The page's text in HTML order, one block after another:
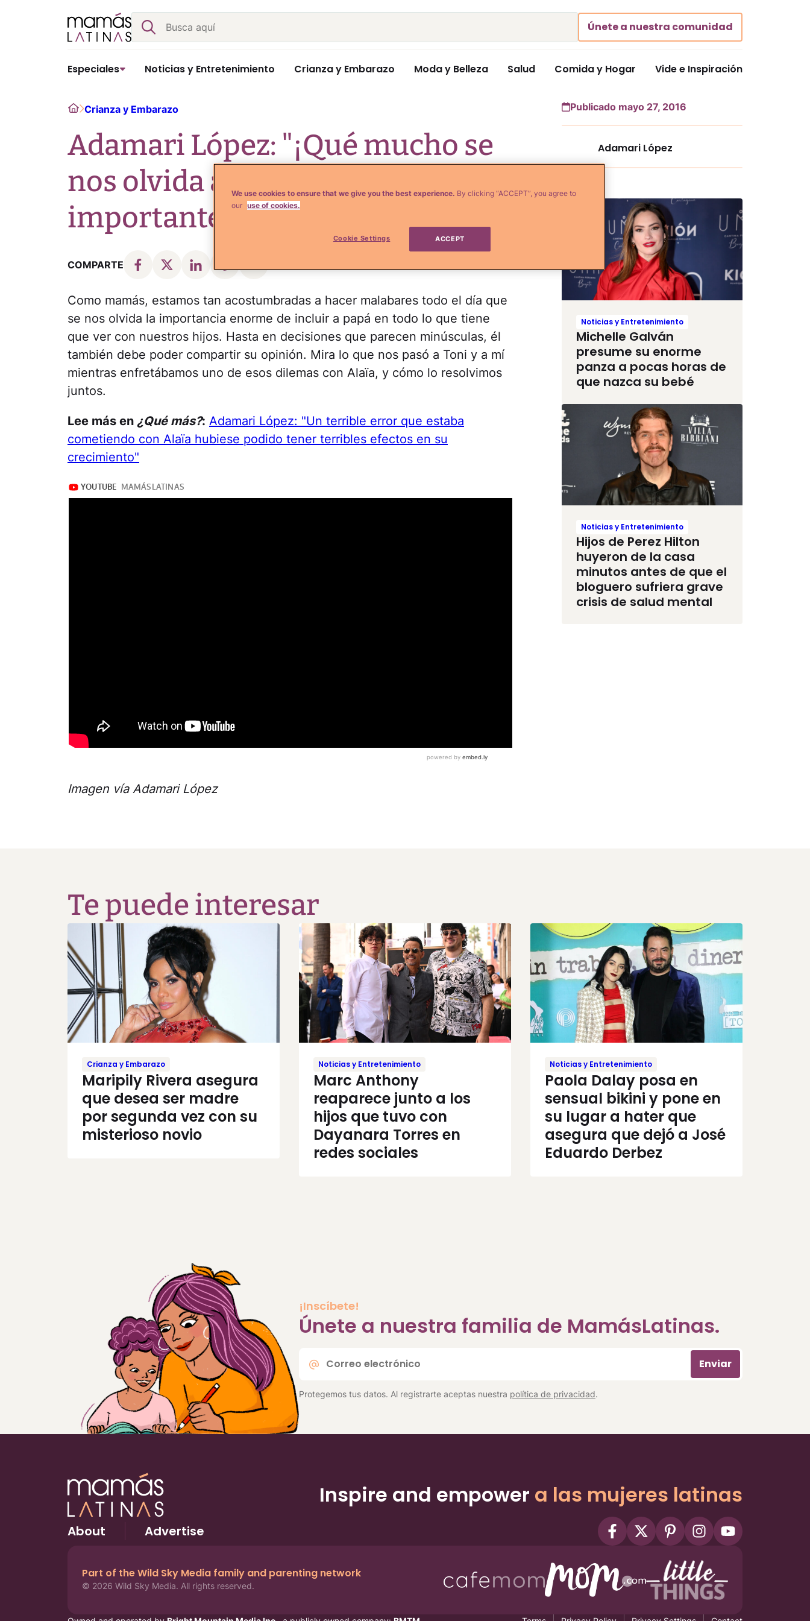
Buscar
Únete a nuestra comunidad
Especiales Noticias y Entretenimiento Crianza y Embarazo Moda y Belleza Salud Comida y Hogar Vide e Inspiración
HomeCrianza y Embarazo
Adamari López: "¡Qué mucho se
nos olvida a las mamás este
importante detalle!"
COMPARTE
Como mamás, estamos tan acostumbradas a hacer malabares todo el día que
se nos olvida la importancia enorme de incluir a papá en todo lo que tiene
que ver con nuestros hijos. Hasta en decisiones que parecen minúsculas, él
también debe poder compartir su opinión. Mira lo que nos pasó a Toni y a mí
mientras enfretábamos uno de esos dilemas con Alaïa, y cómo lo resolvimos
juntos.
Lee más en ¿Qué más?: Adamari López: "Un terrible error que estaba
cometiendo con Alaïa hubiese podido tener terribles efectos en su
crecimiento"
Imagen vía Adamari López
Publicado mayo 27, 2016
Adamari López
Más...
Noticias y Entretenimiento
Michelle Galván
presume su enorme
panza a pocas horas de
que nazca su bebé
Noticias y Entretenimiento
Hijos de Perez Hilton
huyeron de la casa
minutos antes de que el
bloguero sufriera grave
crisis de salud mental
Te puede interesar
Crianza y Embarazo
Maripily Rivera asegura
que desea ser madre
por segunda vez con su
misterioso novio
Noticias y Entretenimiento
Marc Anthony
reaparece junto a los
hijos que tuvo con
Dayanara Torres en
redes sociales
Noticias y Entretenimiento
Paola Dalay posa en
sensual bikini y pone en
su lugar a hater que
asegura que dejó a José
Eduardo Derbez
¡Inscíbete!
Únete a nuestra familia de MamásLatinas.
electrónico
Enviar
Protegemos tus datos. Al registrarte aceptas nuestra política de privacidad.
Inspire and empower a las mujeres latinas
About Advertise
Part of the Wild Sky Media family and parenting network
© 2026 Wild Sky Media. All rights reserved.
We use cookies to ensure that we give you the best experience. By clicking “ACCEPT”, you agree to
our use of cookies.
Cookie Settings ACCEPT